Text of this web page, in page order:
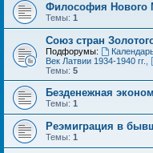
Философия Нового
Темы: 1
Cоюз стран
Подфорумы:
Век Латвии 1934-1940 гг.
Темы: 5
Безденежная
Темы: 1
Реэмиграция в
Темы: 1